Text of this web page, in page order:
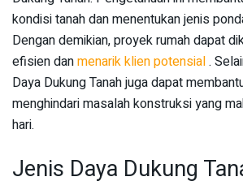
kondisi tanah dan menentukan jenis
Dengan demikian, proyek rumah dapat
efisien danmenarik klien potensial.
Daya Dukung Tanah juga dapat
menghindari masalah konstruksi yang
hari.
Jenis Daya Dukung